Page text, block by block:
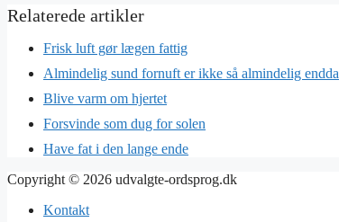
Frisk luft gør lægen fattig
Almindelig sund fornuft er ikke så almindelig endda
Blive varm om hjertet
Forsvinde som dug for solen
Have fat i den lange ende
Copyright © 2026 udvalgte-ordsprog.dk
Kontakt